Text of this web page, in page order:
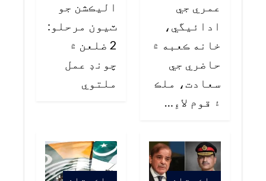
عمري جي
ادائيگي،
خانه ڪعبه ۾
حاضري جي
سعادت، ملڪ
۽ قوم لاءِ…
اليڪشن جو
ٽيون مرحلو:
2 ضلعن ۾
چونڊ عمل
ملتوي